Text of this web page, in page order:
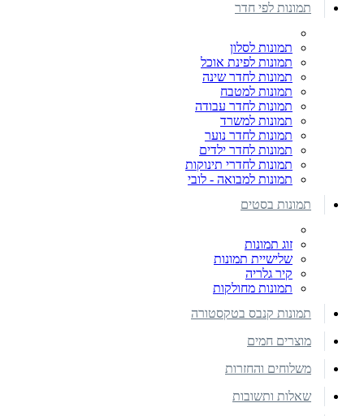
תמונות לפי חדר
תמונות לסלון
תמונות לפינת אוכל
תמונות לחדר שינה
תמונות למטבח
תמונות לחדר עבודה
תמונות למשרד
תמונות לחדר נוער
תמונות לחדר ילדים
תמונות לחדרי תינוקות
תמונות למבואה - לובי
תמונות בסטים
זוג תמונות
שלישיית תמונות
קיר גלריה
תמונות מחולקות
תמונות קנבס בטקסטורה
מוצרים חמים
משלוחים והחזרות
שאלות ותשובות